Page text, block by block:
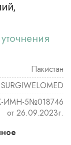
Пакистан
SURGIWELOMED
ИМН-5№018746
от 26.09.2023г.